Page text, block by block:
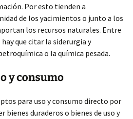
Por esto tienden a
de los yacimientos o junto a los
los recursos naturales. Entre
que citar la siderurgia y
o la química pesada.
y consumo
para uso y consumo directo por
bienes duraderos o bienes de uso y